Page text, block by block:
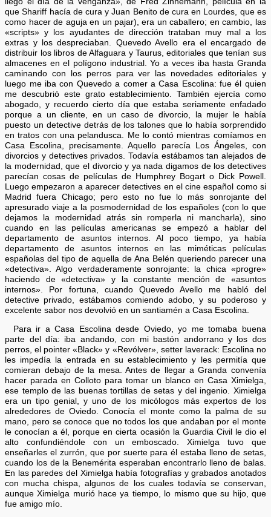
que Shariff hacía de cura y Juan Benito de cura en Lourdes, que es
como hacer de aguja en un pajar), era un caballero; en cambio, las
«scripts» y los ayudantes de dirección trataban muy mal a los
extras y los despreciaban. Quevedo Avello era el encargado de
distribuir los libros de Alfaguara y Taurus, editoriales que tenían sus
almacenes en el polígono industrial. Yo a veces iba hasta Granda
caminando con los perros para ver las novedades editoriales y
luego me iba con Quevedo a comer a Casa Escolina: fue él quien
me descubrió este grato establecimiento. También ejercía como
abogado, y recuerdo cierto día que estaba seriamente enfadado
porque a un cliente, en un caso de divorcio, la mujer le había
puesto un detective detrás de los talones que lo había sorprendido
en tratos con una pelandusca. Me lo contó mientras comíamos en
Casa Escolina, precisamente. Aquello parecía Los Ángeles, con
divorcios y detectives privados. Todavía estábamos tan alejados de
la modernidad, que el divorcio y ya nada digamos de los detectives
parecían cosas de películas de Humphrey Bogart o Dick Powell.
Luego empezaron a aparecer detectives en el cine español como si
Madrid fuera Chicago; pero esto no fue lo más sonrojante del
apresurado viaje a la posmodernidad de los españoles (con lo que
dejamos la modernidad atrás sin romperla ni mancharla), sino
cuando en las películas americanas se empezó a hablar del
departamento de asuntos internos. Al poco tiempo, ya había
departamento de asuntos internos en las miméticas películas
españolas del tipo de aquella de Ana Belén queriendo parecer una
«detectiva». Algo verdaderamente sonrojante: la chica «progre»
haciendo de «detectiva» y la constante mención de «asuntos
internos». Por fortuna, cuando Quevedo Avello me habló del
detective privado, estábamos comiendo adobo, y su poderoso y
excelente sabor nos devolvió en un santiamén a Casa Escolina.
Para ir a Casa Escolina desde Oviedo, yo me tomaba buena
parte del día: iba andando, con mi bastón andorrano y los dos
perros, el pointer «Black» y «Revólver», setter laverack: Escolina no
les impedía la entrada en su establecimiento y les permitía que
comieran debajo de la mesa. Antes de llegar a Granda convenía
hacer parada en Colloto para tomar un blanco en Casa Ximielga,
ese templo de las buenas tortillas de setas y del ingenio. Ximielga
era un tipo genial, y uno de los micólogos más expertos de los
alrededores de Oviedo. Conocía el monte como la palma de su
mano, pero se conoce que no todos los que andaban por el monte
le conocían a él, porque en cierta ocasión la Guardia Civil le dio el
alto confundiéndole con un emboscado. Ximielga tuvo que
enseñarles el zurrón, que por suerte para él estaba lleno de setas,
cuando los de la Benemérita esperaban encontrarlo lleno de balas.
En las paredes del Ximielga había fotografías y grabados anotados
con mucha chispa, algunos de los cuales todavía se conservan,
aunque Ximielga murió hace ya tiempo, lo mismo que su hijo, que
fue amigo mío.